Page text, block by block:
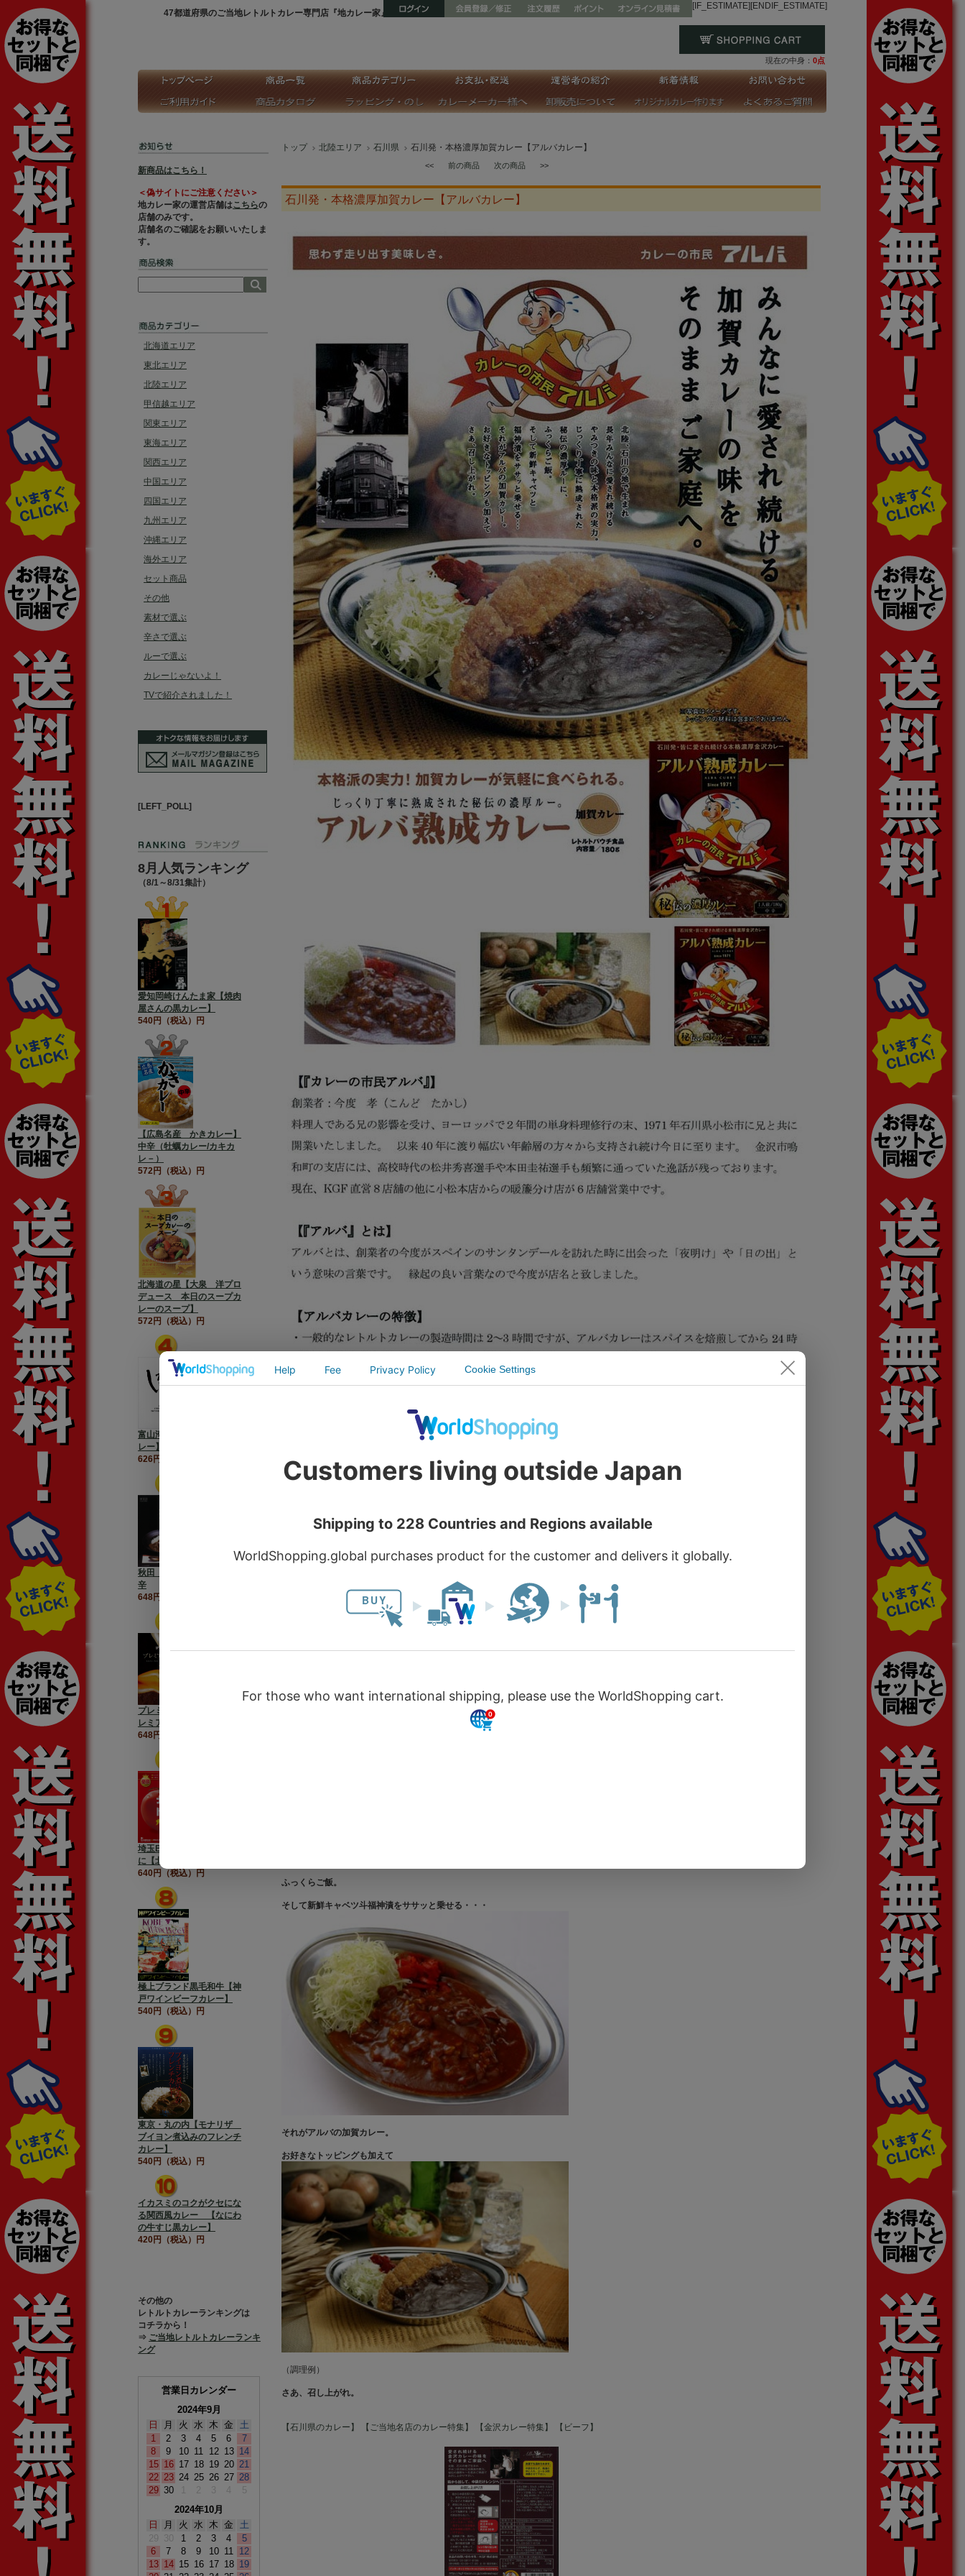
47都道府県のご当地レトルトカレー専門店『地カレー家』
[IF_ESTIMATE] [ENDIF_ESTIMATE]
現在の中身： 0点
新商品はこちら！
＜偽サイトにご注意ください＞
地カレー家の運営店舗はこちらの
店舗のみです。
店舗名のご確認をお願いいたしま
す。
北海道エリア
東北エリア
北陸エリア
甲信越エリア
関東エリア
東海エリア
関西エリア
中国エリア
四国エリア
九州エリア
沖縄エリア
海外エリア
セット商品
その他
素材で選ぶ
辛さで選ぶ
ルーで選ぶ
カレーじゃないよ！
TVで紹介されました！
[LEFT_POLL]
8月人気ランキング
（8/1～8/31集計）
愛知岡崎けんたま家【焼肉
屋さんの黒カレー】
540円（税込）円
【広島名産 かきカレー】
中辛（牡蠣カレー/カキカ
レ－）
572円（税込）円
北海道の星【大泉 洋プロ
デュース 本日のスープカ
レーのスープ】
572円（税込）円
富山湾の宝石【しろえびカ
レー】
626円（税込）円
秋田【比内地鶏カレー】中
辛
648円（税込）円
プレミアホテル門司港【プ
レミアム焼きカレー】
648円（税込）円
埼玉B級グルメが全国No.1
に【北本トマトカレー】
640円（税込）円
極上ブランド黒毛和牛【神
戸ワインビーフカレー】
540円（税込）円
東京・丸の内【モナリザ
ブイヨン煮込みのフレンチ
カレー】
540円（税込）円
イカスミのコクがクセにな
る関西風カレー 【なにわ
の牛すじ黒カレー】
420円（税込）円
その他の
レトルトカレーランキングは
コチラから！
⇒ ご当地レトルトカレーランキ
ング
営業日カレンダー
2024年9月
日
月 火 水 木 金
土
1
2 3 4 5 6
7
8
9 10 11 12 13 14
15 16 17 18 19 20 21
22 23 24 25 26 27 28
29 30 1 2 3
5
2024年10月
日
月 火 水 木 金
土
29
30 1 2 3 4
5
6
7 8 9 10 11 12
13 14 15 16 17 18 19
トップ 北陸エリア 石川県 石川発・本格濃厚加賀カレー【アルバカレー】
<< 前の商品 次の商品 >>
石川発・本格濃厚加賀カレー【アルバカレー】
長年みんなに愛され続ける
やみつきの味と本格派の実力。
ふっくらご飯。
そして新鮮キャベツ斗福神漬をササッと乗せる・・・
それがアルバの加賀カレー。
お好きなトッピングも加えて
（調理例）
さあ、召し上がれ。
【石川県のカレー】 【ご当地名店のカレー特集】 【金沢カレー特集】 【ビーフ】